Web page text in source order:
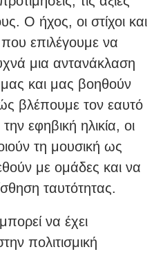
Ο ήχος, οι στίχοι και
επιλέγουμε να
μια αντανάκλαση
και μας βοηθούν
βλέπουμε τον εαυτό
εφηβική ηλικία, οι
τη μουσική ως
με ομάδες και να
ταυτότητας.
να έχει
πολιτισμική